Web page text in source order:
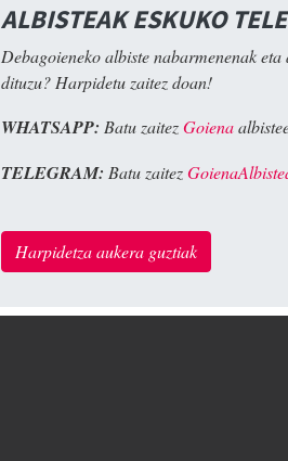
ALBISTEAK ESKUKO
Debagoieneko albiste nabarmenenak
dituzu? Harpidetu zaitez doan!
WHATSAPP: Batu zaitezGoiena
TELEGRAM: Batu zaitez
Harpidetza aukera guztiak